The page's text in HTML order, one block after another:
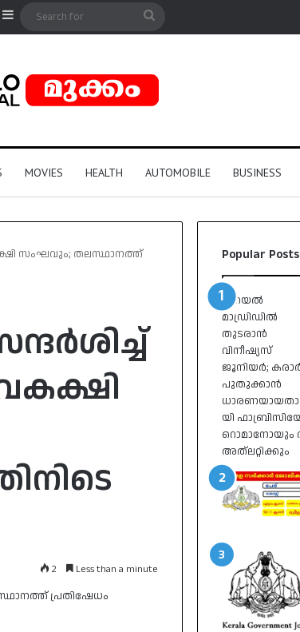
Article
Sidebar
Search
MOVIES HEALTH AUTOMOBILE BUSINESS
സംഘവും; തലസ്ഥാനത്ത്
2 Less than a minute
Popular Posts